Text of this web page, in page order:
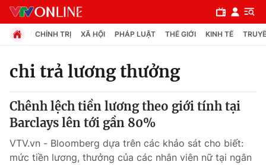
Chuyên mục
Chính trị
Xã hội
CHÍNH TRỊ XÃ HỘI PHÁP LUẬT THẾ GIỚI KINH TẾ
chi trả lương thưởng
Chênh lệch tiền lương theo giới tính tại
Barclays lên tới gần 80%
VTV.vn - Bloomberg dựa trên các khảo sát cho biết:
mức tiền lương, thưởng của các nhân viên nữ tại ngân